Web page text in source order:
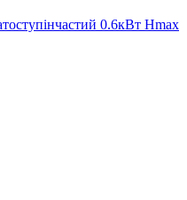
0.6кВт Hmax